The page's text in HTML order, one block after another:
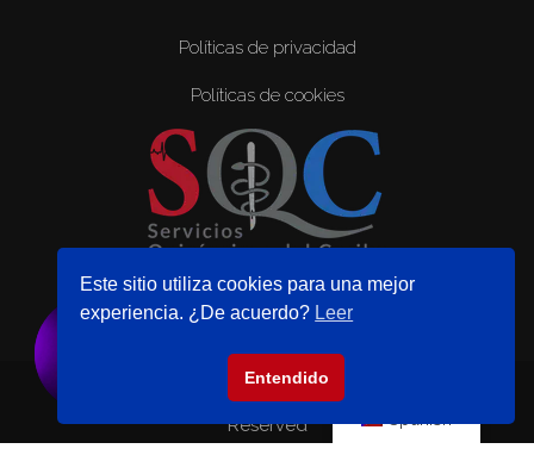
Políticas de privacidad
Políticas de cookies
©️ 2024 Centro de Venas del Caribe. All Rights
Reserved
Perle Estetica
Este sitio utiliza cookies para una mejor
experiencia. ¿De acuerdo? Leer
Entendido